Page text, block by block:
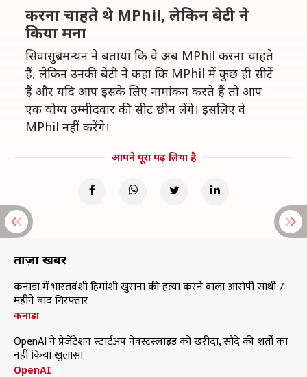
करना चाहते थे MPhil, लेकिन बेटी ने
किया मना
सिवासुब्रमन्यन ने बताया कि वे अब MPhil करना चाहते
हैं, लेकिन उनकी बेटी ने कहा कि MPhil में कुछ ही सीटें
हैं और यदि आप इसके लिए नामांकन करते हैं तो आप
एक योग्य उम्मीदवार की सीट छीन लेंगे। इसलिए वे
MPhil नहीं करेंगे।
आपने पूरा पढ़ लिया है
ताज़ा खबरें
कनाडा में भारतवंशी हिमांशी खुराना की हत्या करने वाला आरोपी साथी 7
महीने बाद गिरफ्तार
कनाडा
OpenAI ने प्रेजेंटेशन स्टार्टअप नेक्स्टस्लाइड को खरीदा, सौदे की शर्तों का
नहीं किया खुलासा
OpenAI